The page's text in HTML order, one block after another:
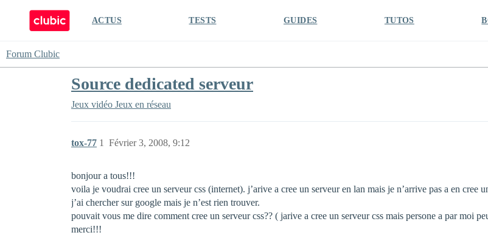
ACTUS TESTS GUIDES TUTOS
Forum Clubic
Source dedicated serveur
Jeux vidéo Jeux en réseau
tox-77 Février 3, 2008, 9:12
1
bonjour a tous!!!
voila je voudrai cree un serveur css (internet). j’arive a cree un serveur en lan mais je n’arrive pas a en cree
j’ai chercher sur google mais je n’est rien trouver.
pouvait vous me dire comment cree un serveur css?? ( jarive a cree un serveur css mais persone a par moi
merci!!!